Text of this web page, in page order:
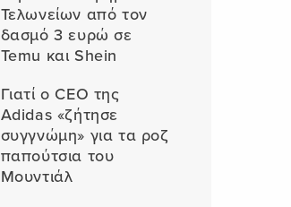
Τελωνείων από τον
δασμό 3 ευρώ σε
Temu και Shein
Γιατί ο CEO της
Adidas «ζήτησε
συγγνώμη» για τα ροζ
παπούτσια του
Μουντιάλ